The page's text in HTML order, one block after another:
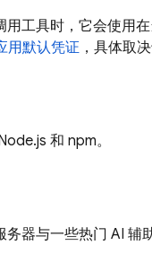
用工具时，它会使用
用默认凭证 ，具体取
和 npm。
器与一些热门 AI 辅